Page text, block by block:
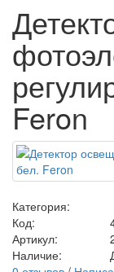
Feron
Категория:
Код:
Артикул:
Наличие: